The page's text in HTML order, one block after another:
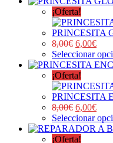
¡Oferta!
PRINCESITA
8,00€ 6,00€
Seleccionar
¡Oferta!
PRINCESITA
8,00€ 6,00€
Seleccionar
¡Oferta!